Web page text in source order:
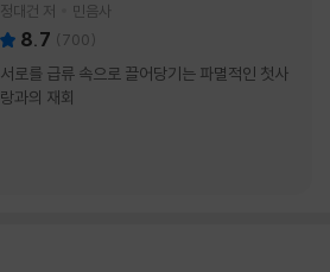
정대건 저 민음사
8.7 (700)
서로를 급류 속으로 끌어당기는 파멸적인 첫사
랑과의 재회